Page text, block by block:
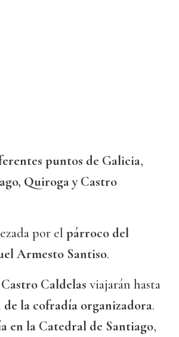
puntos de Galicia,
Quiroga y Castro
por el párroco del
Armesto Santiso.
Caldelas viajarán hasta
la cofradía organizadora.
en la Catedral de Santiago,